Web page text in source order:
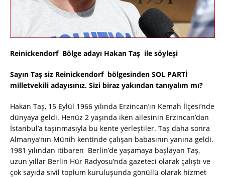
Reinickendorf Bölge adayı Hakan Taş ile söyleşi
Sayın Taş siz Reinickendorf bölgesinden SOL PARTİ
milletvekili adayısınız. Sizi biraz yakından tanıyalım mı?
Hakan Taş, 15 Eylül 1966 yılında Erzincan’ın Kemah İlçesi’nde
dünyaya geldi. Henüz 2 yaşında iken ailesinin Erzincan’dan
İstanbul’a taşınmasıyla bu kente yerleştiler. Taş daha sonra
Almanya’nın Münih kentinde çalışan babasının yanına geldi.
1981 yılından itibaren Berlin’de yaşamaya başlayan Taş,
uzun yıllar Berlin Hür Radyosu’nda gazeteci olarak çalıştı ve
çok sayıda sivil toplum kuruluşunda gönüllü olarak hizmet